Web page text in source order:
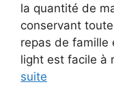
la quantité de
conservant
repas de famille
light est facile à
suite